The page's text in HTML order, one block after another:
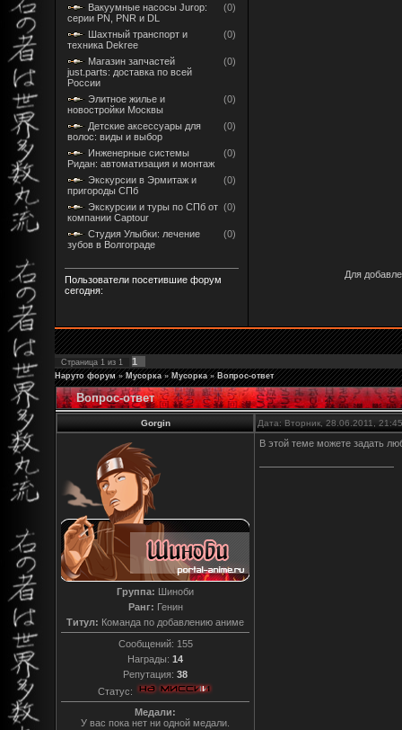
Вакуумные насосы Jurop:
серии PN, PNR и DL
(0)
Шахтный транспорт и
техника Dekree
(0)
Магазин запчастей
just.parts: доставка по всей
России
(0)
Элитное жилье и
новостройки Москвы
(0)
Детские аксессуары для
волос: виды и выбор
(0)
Инженерные системы
Ридан: автоматизация и монтаж
(0)
Экскурсии в Эрмитаж и
пригороды СПб
(0)
Экскурсии и туры по СПб от
компании Captour
(0)
Студия Улыбки: лечение
зубов в Волгограде
(0)
Пользователи посетившие форум
сегодня:
Для
Страница 1 из 1 1
Наруто форум » Мусорка » Мусорка » Вопрос-ответ
Вопрос-ответ
Gorgin Дата: Вторник, 28.06.2011,
Группа: Шиноби
Ранг: Генин
Титул: Команда по добавлению аниме
Сообщений: 155
Награды: 14
Репутация: 38
Статус:
Медали:
У вас пока нет ни одной медали.
В этой теме можете задать